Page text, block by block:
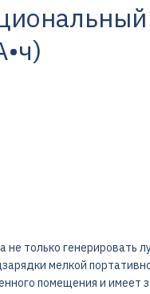
не только генерировать
мелкой
помещения и имеет